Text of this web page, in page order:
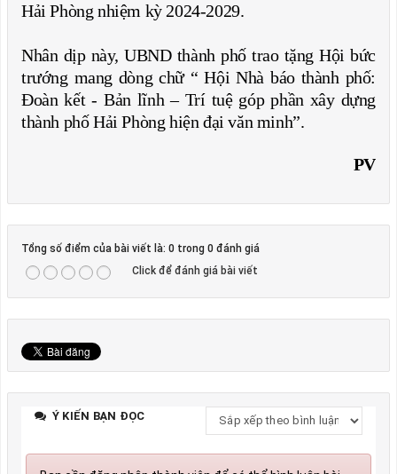
Hải Phòng nhiệm kỳ 2024-2029.
Nhân dịp này, UBND thành phố trao tặng Hội bức
trướng mang dòng chữ “ Hội Nhà báo thành phố:
Đoàn kết - Bản lĩnh – Trí tuệ góp phần xây dựng
thành phố Hải Phòng hiện đại văn minh”.
PV
Tổng số điểm của bài viết là: 0 trong 0 đánh giá
Click để đánh giá bài viết
Ý KIẾN BẠN ĐỌC